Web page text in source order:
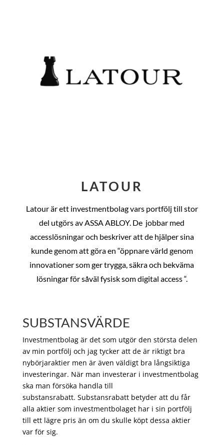
LATOUR
Latour är ett investmentbolag vars portfölj till stor
del utgörs av ASSA ABLOY. De jobbar med
accesslösningar och beskriver att de hjälper sina
kunde genom att göra en “öppnare värld genom
innovationer som ger trygga, säkra och bekväma
lösningar för såväl fysisk som digital access “.
SUBSTANSVÄRDE
Investmentbolag är det som utgör den största delen
av min portfölj och jag tycker att de är riktigt bra
nybörjaraktier men är även väldigt bra långsiktiga
investeringar. När man investerar i investmentbolag
ska man försöka handla till
substansrabatt. Substansrabatt betyder att du får
alla aktier som investmentbolaget har i sin portfölj
till ett lägre pris än om du skulle köpt dessa aktier
var för sig.